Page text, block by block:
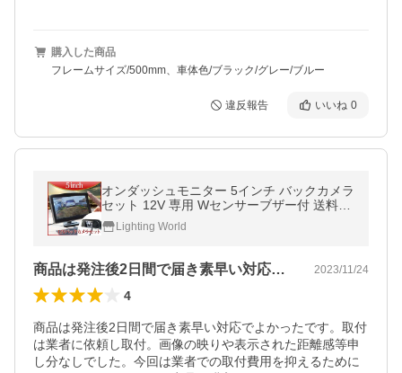
購入した商品
フレームサイズ/500mm、車体色/ブラック/グレー/ブルー
違反報告 いいね 0
オンダッシュモニター 5インチ バックカメラ
セット 12V 専用 Wセンサーブザー付 送料無
D510BC893B
Lighting World
商品は発注後2日間で届き素早い対応でよ… 2023/11/24
4
商品は発注後2日間で届き素早い対応でよかったです。取付
は業者に依頼し取付。画像の映りや表示された距離感等申
し分なしでした。今回は業者での取付費用を抑えるために